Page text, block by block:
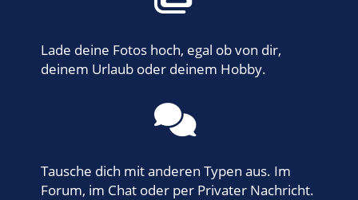
Lade deine Fotos hoch, egal ob von dir,
deinem Urlaub oder deinem Hobby.
Tausche dich mit anderen Typen aus. Im
Forum, im Chat oder per Privater Nachricht.